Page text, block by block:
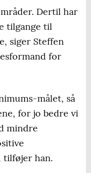
Dertil har
tilgange til
siger Steffen
for
målet, så
for jo bedre vi
mindre
tilføjer han.